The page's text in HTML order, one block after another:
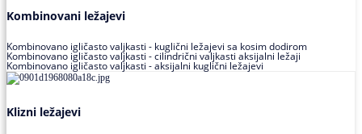
Kombinovani ležajevi
Kombinovano igličasto valjkasti - kuglični ležajevi sa kosim dodirom
Kombinovano igličasto valjkasti - cilindrični valjkasti aksijalni ležaji
Kombinovano igličasto valjkasti - aksijalni kuglični ležajevi
Klizni ležajevi